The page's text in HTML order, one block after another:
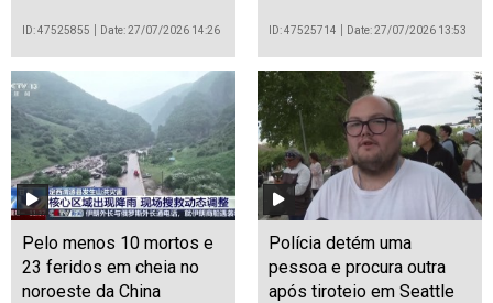
ID: 47525855 Date: 27/07/2026 14:26 ID: 47525714 Date: 27/07/2026 13:53
Pelo menos 10 mortos e
23 feridos em cheia no
noroeste da China
Polícia detém uma
pessoa e procura outra
após tiroteio em Seattle